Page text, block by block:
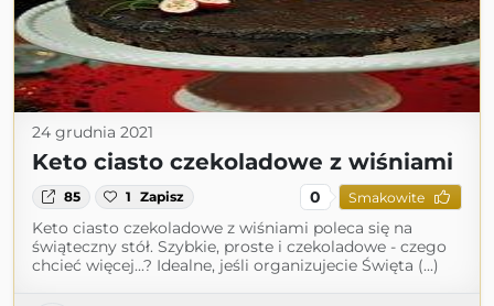
24 grudnia 2021
Keto ciasto czekoladowe z wiśniami
85 1 Zapisz 0 Smakowite
Keto ciasto czekoladowe z wiśniami poleca się na
świąteczny stół. Szybkie, proste i czekoladowe - czego
chcieć więcej...? Idealne, jeśli organizujecie Święta (...)